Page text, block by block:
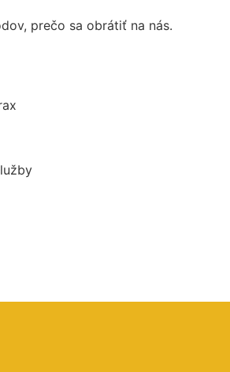
prečo sa obrátiť na nás.